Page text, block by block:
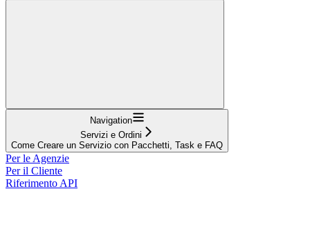
Navigation
Servizi e Ordini
Come Creare un Servizio con Pacchetti, Task e FAQ
Per le Agenzie
Per il Cliente
Riferimento API